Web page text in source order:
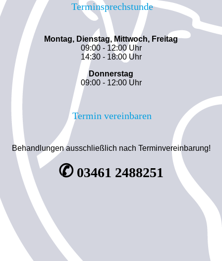
Terminsprechstunde
Montag, Dienstag, Mittwoch, Freitag
09:00 - 12:00 Uhr
14:30 - 18:00 Uhr
Donnerstag
09:00 - 12:00 Uhr
Termin vereinbaren
Behandlungen ausschließlich nach Terminvereinbarung!
✆03461 2488251